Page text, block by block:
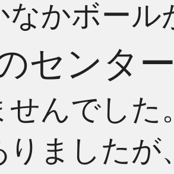
なかボール
センタ
せんでし
りましたが